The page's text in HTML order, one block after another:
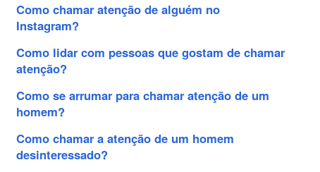
Como chamar atenção de alguém no
Instagram?
Como lidar com pessoas que gostam de chamar
atenção?
Como se arrumar para chamar atenção de um
homem?
Como chamar a atenção de um homem
desinteressado?